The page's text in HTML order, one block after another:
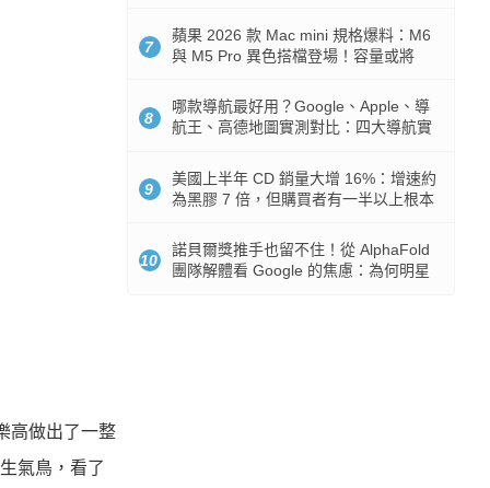
高做出了一整
氣鳥，看了
7
蘋果 2026 款 Mac mini 規格爆料：M6
與 M5 Pro 異色搭檔登場！容量或將
8
哪款導航最好用？Google、Apple、導
航王、高德地圖實測對比：四大導航實
9
美國上半年 CD 銷量大增 16%：增速約
為黑膠 7 倍，但購買者有一半以上根本
10
諾貝爾獎推手也留不住！從 AlphaFold
團隊解體看 Google 的焦慮：為何明星